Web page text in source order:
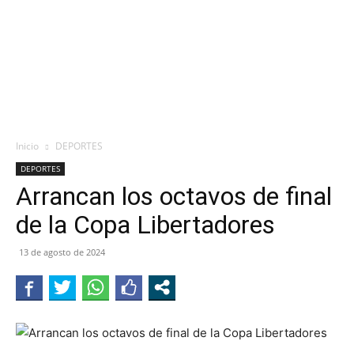
Inicio DEPORTES
DEPORTES
Arrancan los octavos de final
de la Copa Libertadores
13 de agosto de 2024